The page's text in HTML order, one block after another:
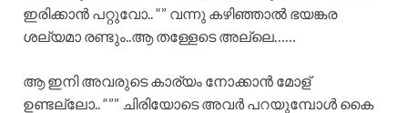
ഇരിക്കാൻ പറ്റുവോ.. “” വന്നു കഴിഞ്ഞാൽ ഭയങ്കര
ശല്യമാ രണ്ടും..ആ തള്ളേടെ അല്ലെ……
ആ ഇനി അവരുടെ കാര്യം നോക്കാൻ മോള്
ഉണ്ടല്ലോ.. “”” ചിരിയോടെ അവർ പറയുമ്പോൾ കൈ